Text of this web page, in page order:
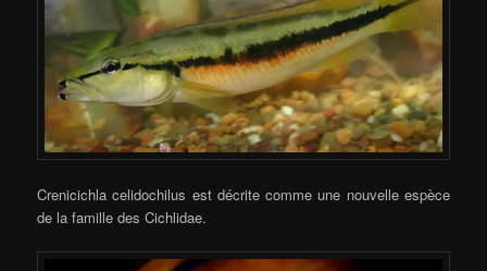
Crenicichla celidochilus est décrite comme une nouvelle espèce
de la famille des Cichlidae.